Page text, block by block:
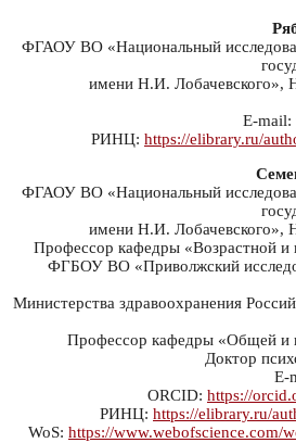
ФГАОУ ВО «Национальный
имени Н.И. Лобачевского»,
E-mail:
РИНЦ: https://elibrary.ru/
ФГАОУ ВО «Национальный
имени Н.И. Лобачевского»,
Профессор кафедры «Возрастной и
ФГБОУ ВО «Приволжский
Министерства здравоохранения
Профессор кафедры «Общей и
Доктор
E-
ORCID: https://
РИНЦ: https://elibrary.ru/
WoS: https://www.webofscience.com/